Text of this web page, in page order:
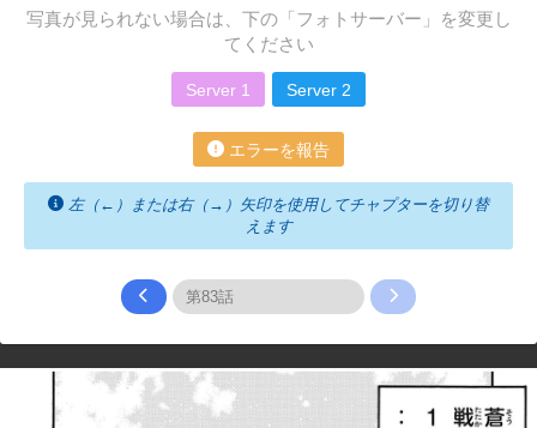
写真が見られない場合は、下の「フォトサーバー」を変更し
てください
Server 1 Server 2
エラーを報告
左（←）または右（→）矢印を使用してチャプターを切り替
えます